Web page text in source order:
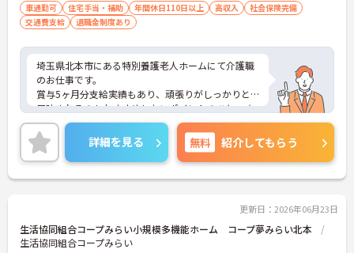
車通勤可 住宅手当・補助 年間休日110日以上 高収入
社会保険完備
交通費支給
退職金制度あり
埼玉県北本市にある特別養護老人ホームにて介護職
のお仕事です。
賞与5ヶ月分支給実績もあり、頑張りがしっかりと
反映されるのもおすすめしたいポイントのひとつ☆
ご興味がある方は是非一度マイナビまでお問合せ下
さい。更に詳細などお伝えします。
詳細を見る 無料 紹介してもらう
更新日：2026年06月23日
生活協同組合コープみらい小規模多機能ホーム コープ夢みらい北本
生活協同組合コープみらい